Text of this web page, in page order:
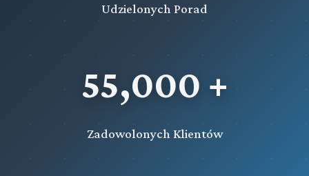
Udzielonych Porad
55,000 +
Zadowolonych Klientów